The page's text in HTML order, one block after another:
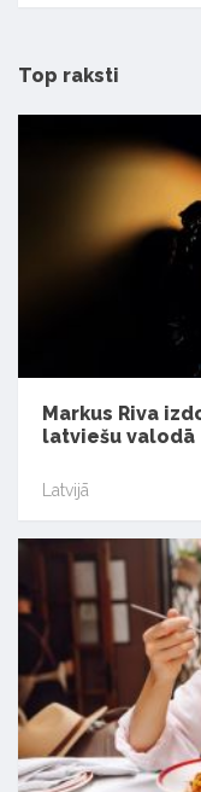
Top raksti
Markus Riva
latviešu valodā
Latvijā